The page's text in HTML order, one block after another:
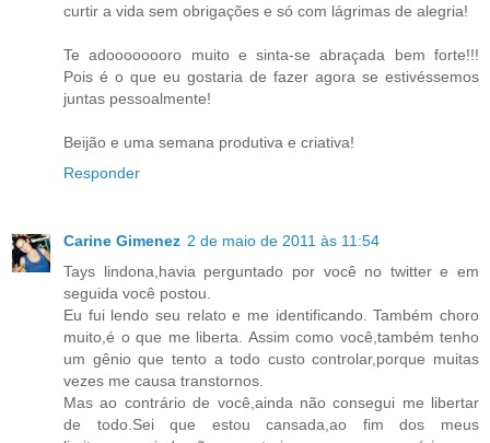
curtir a vida sem obrigações e só com lágrimas de alegria!
Te adoooooooro muito e sinta-se abraçada bem forte!!!
Pois é o que eu gostaria de fazer agora se estivéssemos
juntas pessoalmente!
Beijão e uma semana produtiva e criativa!
Responder
Carine Gimenez 2 de maio de 2011 às 11:54
Tays lindona,havia perguntado por você no twitter e em
seguida você postou.
Eu fui lendo seu relato e me identificando. Também choro
muito,é o que me liberta. Assim como você,também tenho
um gênio que tento a todo custo controlar,porque muitas
vezes me causa transtornos.
Mas ao contrário de você,ainda não consegui me libertar
de todo.Sei que estou cansada,ao fim dos meus